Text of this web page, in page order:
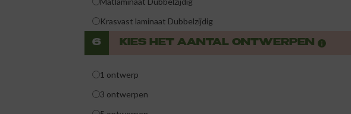
Krasvast laminaat Dubbelzijdig
6 KIES HET AANTAL ONTWERPEN
1 ontwerp
3 ontwerpen